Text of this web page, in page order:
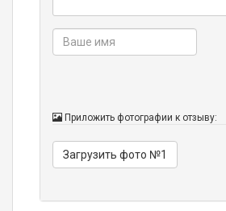
Приложить фотографии к отзыву:
Загрузить фото №1